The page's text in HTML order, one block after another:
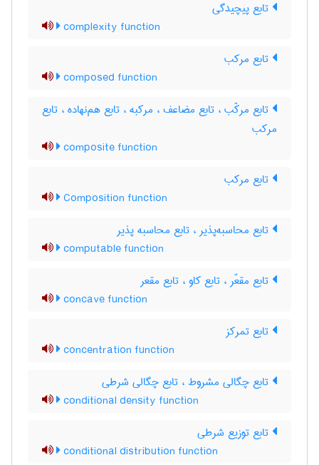
تابع پیچیدگی
complexity function
تابع مرکب
composed function
تابع مرکّب ، تابع مضاعف ، مرکبه ، تابع هم‌نهاده ، تابع
مرکب
composite function
تابع مرکب
Composition function
تابع محاسبه‌پذیر ، تابع محاسبه پذیر
computable function
تابع مقعّر ، تابع کاو ، تابع مقعر
concave function
تابع تمرکز
concentration function
تابع چگالی مشروط ، تابع چگالی شرطی
conditional density function
تابع توزیع شرطی
conditional distribution function